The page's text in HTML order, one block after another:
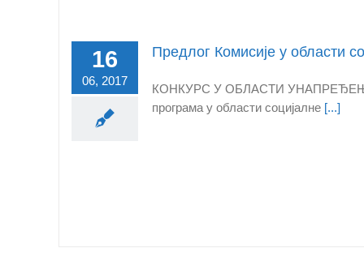
16
06, 2017
Предлог Комисије у области
КОНКУРС У ОБЛАСТИ УНАПРЕЂЕЊА
програма у области социјалне [...]